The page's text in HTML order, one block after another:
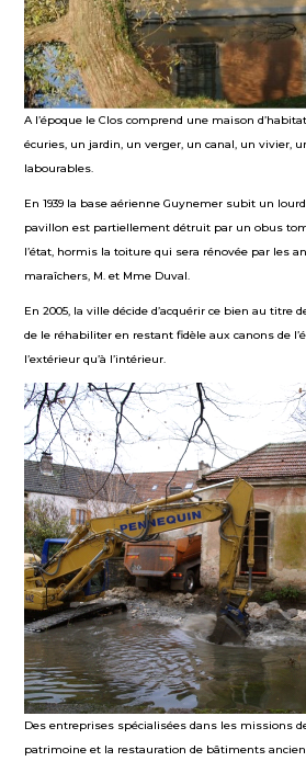
A l’époque le Clos comprend une maison
écuries, un jardin, un verger, un canal, un vivier,
labourables.
En 1939 la base aérienne Guynemer subit un
pavillon est partiellement détruit par un obus
l’état, hormis la toiture qui sera rénovée par les
maraîchers, M. et Mme Duval.
En 2005, la ville décide d’acquérir ce bien au
de le réhabiliter en restant fidèle aux canons de
l’extérieur qu’à l’intérieur.
Des entreprises spécialisées dans les missions
patrimoine et la restauration de bâtiments